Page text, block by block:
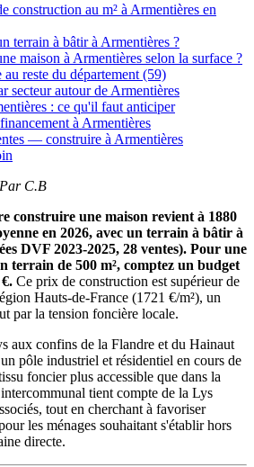
construction au m² à Armentières en
terrain à bâtir à Armentières ?
maison à Armentières selon la surface ?
reste du département (59)
secteur autour de Armentières
: ce qu'il faut anticiper
à Armentières
— construire à Armentières
C.B
construire une maison revient à 1880
en 2026, avec un terrain à bâtir à
DVF 2023-2025, 28 ventes). Pour une
terrain de 500 m², comptez un budget
Ce prix de construction est supérieur de
Hauts-de-France (1721 €/m²), un
par la tension foncière locale.
aux confins de la Flandre et du Hainaut
pôle industriel et résidentiel en cours de
foncier plus accessible que dans la
tient compte de la Lys
tout en cherchant à favoriser
les ménages souhaitant s'établir hors
directe.